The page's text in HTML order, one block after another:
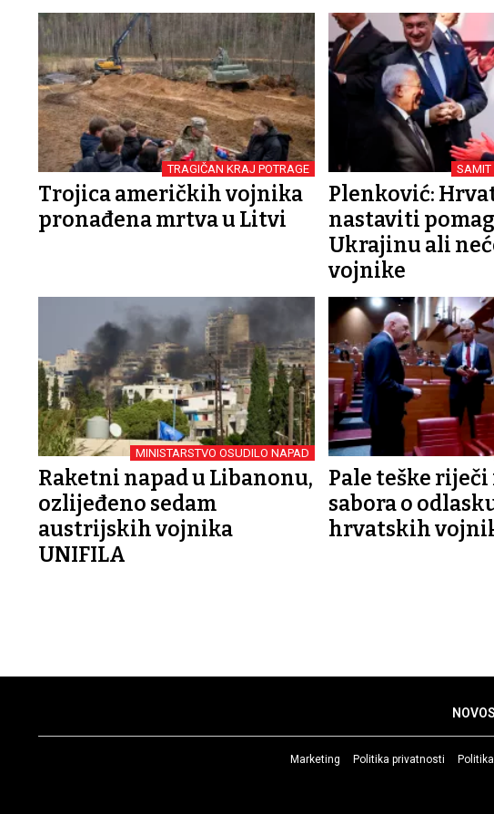
TRAGIČAN KRAJ POTRAGE
Trojica američkih vojnika
pronađena mrtva u Litvi
SAMIT
Plenković:
nastaviti
Ukrajinu ali
vojnike
MINISTARSTVO OSUDILO NAPAD
Raketni napad u Libanonu,
ozlijeđeno sedam
austrijskih vojnika
UNIFILA
Pale teške
sabora o
hrvatskih
Marketing Politika privatnosti